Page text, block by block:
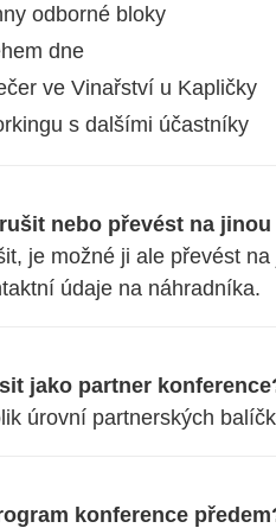
odborné bloky
dne
ve Vinařství u Kapličky
s dalšími účastníky
nebo převést na
je možné ji ale převést
údaje na náhradníka.
jako partner
úrovní partnerských
konference